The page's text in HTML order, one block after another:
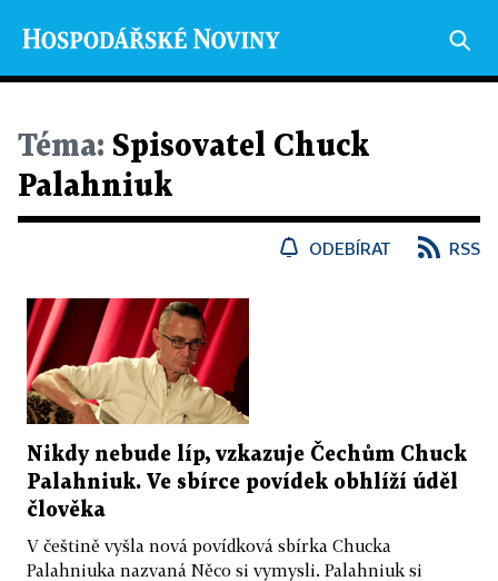
Téma: Spisovatel Chuck
Palahniuk
ODEBÍRAT RSS
Nikdy nebude líp, vzkazuje Čechům Chuck
Palahniuk. Ve sbírce povídek obhlíží úděl
člověka
V češtině vyšla nová povídková sbírka Chucka
Palahniuka nazvaná Něco si vymysli. Palahniuk si